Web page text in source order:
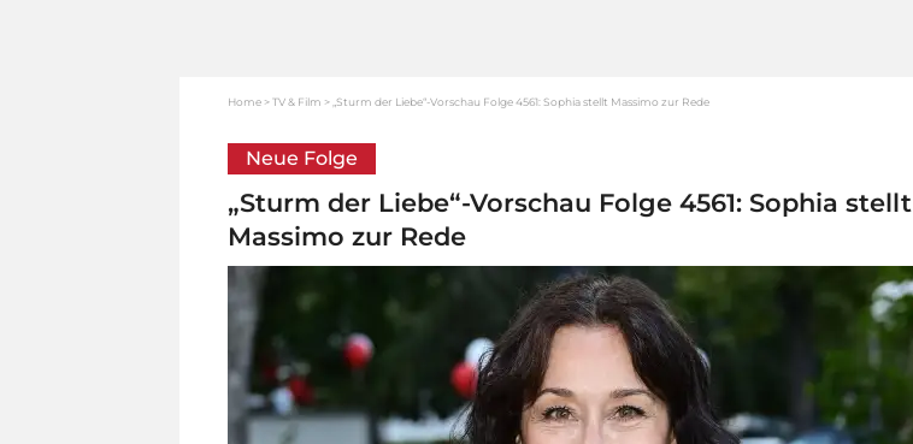
Home TV & Film „Sturm der Liebe“-Vorschau Folge 4561: Sophia stellt Massimo zur Rede
Neue Folge
„Sturm der Liebe“-Vorschau Folge 4561: Sophia stellt
Massimo zur Rede